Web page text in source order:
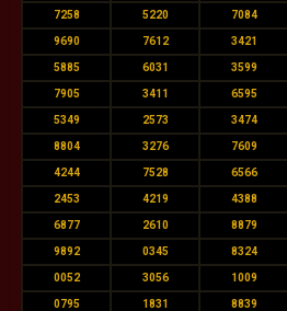
7258 5220 7084
9690 7612 3421
5885 6031 3599
7905 3411 6595
5349 2573 3474
8804 3276 7609
4244 7528 6566
2453 4219 4388
6877 2610 8879
9892 0345 8324
0052 3056 1009
0795 1831 8839